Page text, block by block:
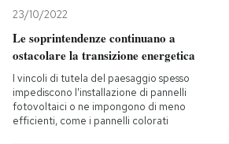
23/10/2022
Le soprintendenze continuano a
ostacolare la transizione energetica
I vincoli di tutela del paesaggio spesso
impediscono l'installazione di pannelli
fotovoltaici o ne impongono di meno
efficienti, come i pannelli colorati